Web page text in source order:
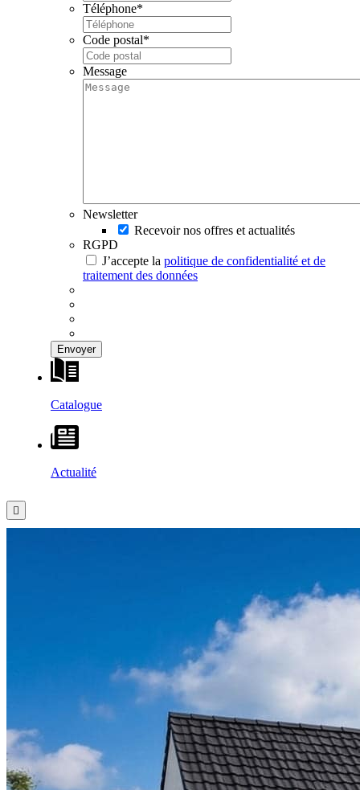
Téléphone*
Code postal*
Message
Newsletter
Recevoir nos offres et actualités
RGPD
J’accepte la politique de confidentialité et de
traitement des données
Catalogue
Actualité